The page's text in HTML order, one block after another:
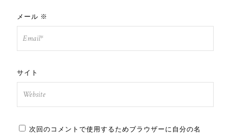
メール ※
サイト
次回のコメントで使用するためブラウザーに自分の名